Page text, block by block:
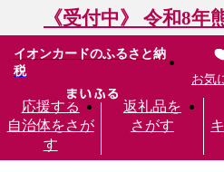
《受付中》 令和8年
イオンカードのふるさと納
税
応援する
自治体をさが
す
返礼品を
さがす
お気